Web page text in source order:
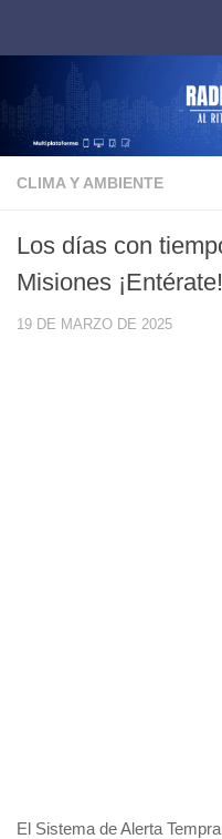
CLIMA Y AMBIENTE
Los días con
Misiones ¡Entérate!
19 DE MARZO DE 2025
El Sistema de Alerta